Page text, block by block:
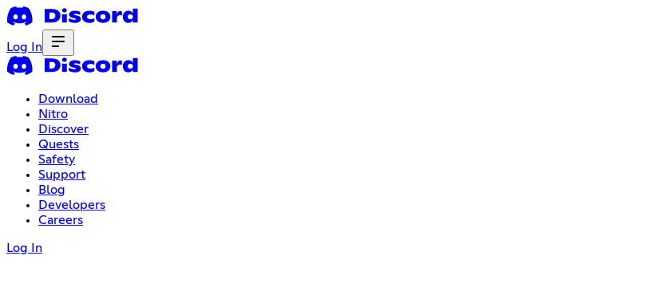
Log In
Download
Nitro
Discover
Quests
Safety
Support
Blog
Developers
Careers
Log In